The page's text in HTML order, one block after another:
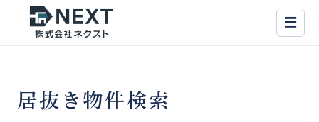
☰
居抜き物件検索